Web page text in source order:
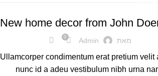
New home decor from John
מאת Admin
0
Ullamcorper condimentum erat pretium velit
nunc id a adeu vestibulum nibh urna